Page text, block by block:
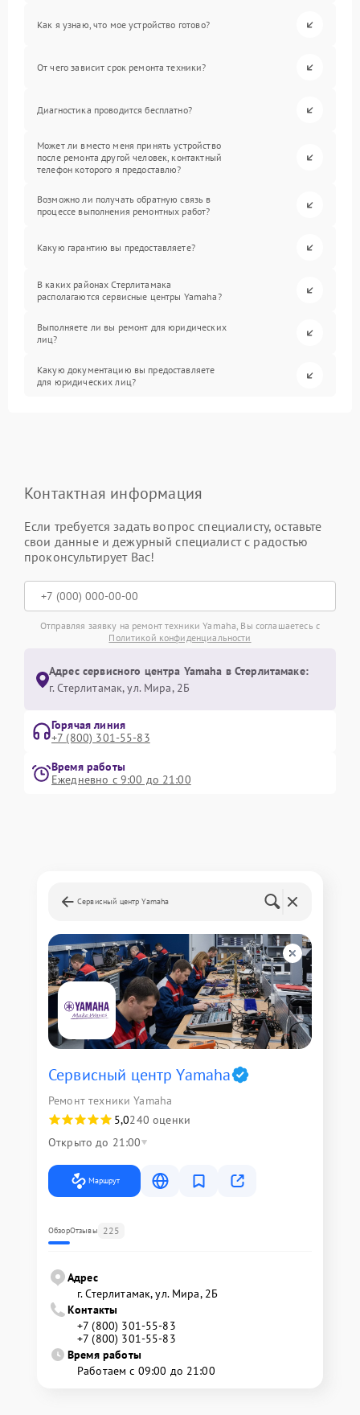
Как я узнаю, что мое устройство готово?
От чего зависит срок ремонта техники?
Диагностика проводится бесплатно?
Может ли вместо меня принять устройство
после ремонта другой человек, контактный
телефон которого я предоставлю?
Возможно ли получать обратную связь в
процессе выполнения ремонтных работ?
Какую гарантию вы предоставляете?
В каких районах Стерлитамака
располагаются сервисные центры Yamaha?
Выполняете ли вы ремонт для юридических
лиц?
Какую документацию вы предоставляете
для юридических лиц?
Контактная информация
Если требуется задать вопрос специалисту, оставьте
свои данные и дежурный специалист с радостью
проконсультирует Вас!
Отправляя заявку на ремонт техники Yamaha, Вы соглашаетесь с
Политикой конфиденциальности
Адрес сервисного центра Yamaha в Стерлитамаке:
г. Стерлитамак, ул. Мира, 2Б
Горячая линия
+7 (800) 301-55-83
Время работы
Ежедневно с 9:00 до 21:00
Сервисный центр Yamaha
Сервисный центр Yamaha
Ремонт техники Yamaha
5,0240 оценки
Открыто до 21:00
Маршрут
ОбзорОтзывы 225
Адрес
г. Стерлитамак, ул. Мира, 2Б
Контакты
+7 (800) 301-55-83
+7 (800) 301-55-83
Время работы
Работаем с 09:00 до 21:00